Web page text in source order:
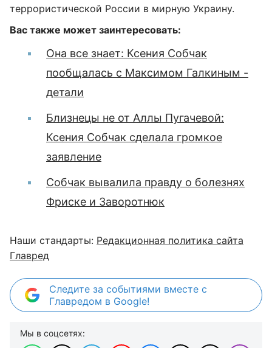
террористической России в мирную Украину.
Вас также может заинтересовать:
Она все знает: Ксения Собчак
пообщалась с Максимом Галкиным -
детали
Близнецы не от Аллы Пугачевой:
Ксения Собчак сделала громкое
заявление
Собчак вывалила правду о болезнях
Фриске и Заворотнюк
Наши стандарты: Редакционная политика сайта
Главред
Следите за событиями вместе с
Главредом в Google!
Мы в соцсетях: